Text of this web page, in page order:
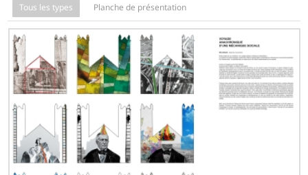
Tous les types Planche de présentation